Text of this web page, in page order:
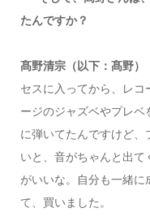
たんですか？
髙野清宗（以下：髙野）
セスに入ってから、レ
ージのジャズベやプレ
に弾いてたんですけど
いと、音がちゃんと出て
がいいな。自分も一緒
て、買いました。